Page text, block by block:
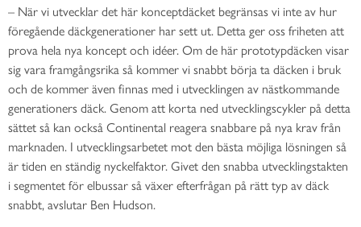
– När vi utvecklar det här konceptdäcket begränsas vi inte av hur
föregående däckgenerationer har sett ut. Detta ger oss friheten att
prova hela nya koncept och idéer. Om de här prototypdäcken visar
sig vara framgångsrika så kommer vi snabbt börja ta däcken i bruk
och de kommer även finnas med i utvecklingen av nästkommande
generationers däck. Genom att korta ned utvecklingscykler på detta
sättet så kan också Continental reagera snabbare på nya krav från
marknaden. I utvecklingsarbetet mot den bästa möjliga lösningen så
är tiden en ständig nyckelfaktor. Givet den snabba utvecklingstakten
i segmentet för elbussar så växer efterfrågan på rätt typ av däck
snabbt, avslutar Ben Hudson.